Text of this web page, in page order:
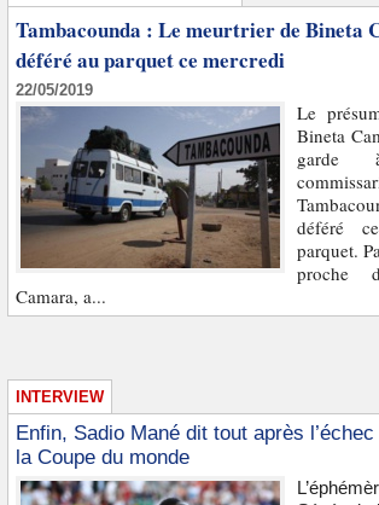
Tambacounda : Le meurtrier de Bineta
déféré au parquet ce mercredi
22/05/2019
Le
Bineta
déféré
parquet.
proche
Camara, a...
INTERVIEW
Enfin, Sadio Mané dit tout après
la Coupe du monde